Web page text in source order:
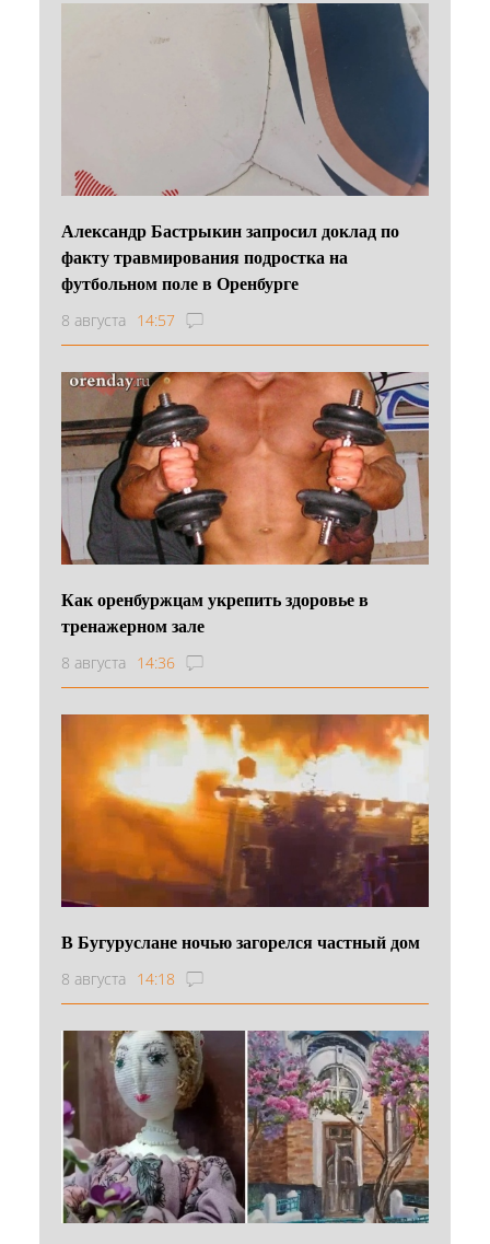
Александр Бастрыкин запросил доклад по
факту травмирования подростка на
футбольном поле в Оренбурге
8 августа 14:57
Как оренбуржцам укрепить здоровье в
тренажерном зале
8 августа 14:36
В Бугуруслане ночью загорелся частный дом
8 августа 14:18